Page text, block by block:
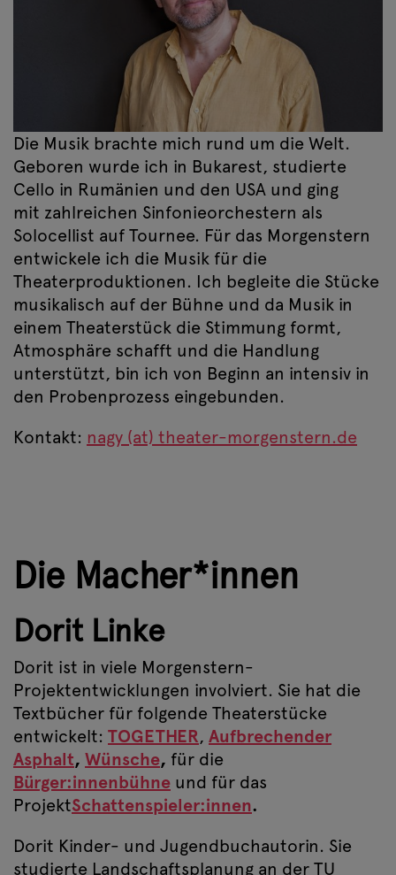
Die Musik brachte mich rund um die Welt.
Geboren wurde ich in Bukarest, studierte
Cello in Rumänien und den USA und ging
mit zahlreichen Sinfonieorchestern als
Solocellist auf Tournee. Für das Morgenstern
entwickele ich die Musik für die
Theaterproduktionen. Ich begleite die Stücke
musikalisch auf der Bühne und da Musik in
einem Theaterstück die Stimmung formt,
Atmosphäre schafft und die Handlung
unterstützt, bin ich von Beginn an intensiv in
den Probenprozess eingebunden.
Kontakt: nagy (at) theater-morgenstern.de
Die Macher*innen
Dorit Linke
Dorit ist in viele Morgenstern-
Projektentwicklungen involviert. Sie hat die
Textbücher für folgende Theaterstücke
entwickelt: TOGETHER, Aufbrechender
Asphalt, Wünsche, für die
Bürger:innenbühne und für das
ProjektSchattenspieler:innen.
Dorit Kinder- und Jugendbuchautorin. Sie
studierte Landschaftsplanung an der TU